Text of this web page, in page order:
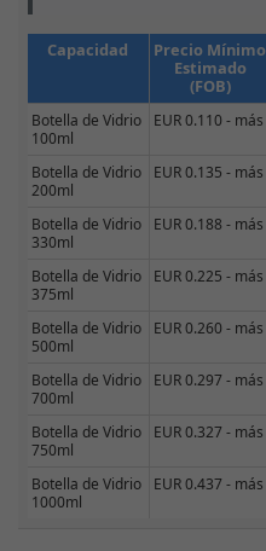
Capacidad
Precio Mínimo
Estimado
(FOB)
Botella de Vidrio
100ml
EUR 0.110 - más
Botella de Vidrio
200ml
EUR 0.135 - más
Botella de Vidrio
330ml
EUR 0.188 - más
Botella de Vidrio
375ml
EUR 0.225 - más
Botella de Vidrio
500ml
EUR 0.260 - más
Botella de Vidrio
700ml
EUR 0.297 - más
Botella de Vidrio
750ml
EUR 0.327 - más
Botella de Vidrio
1000ml
EUR 0.437 - más